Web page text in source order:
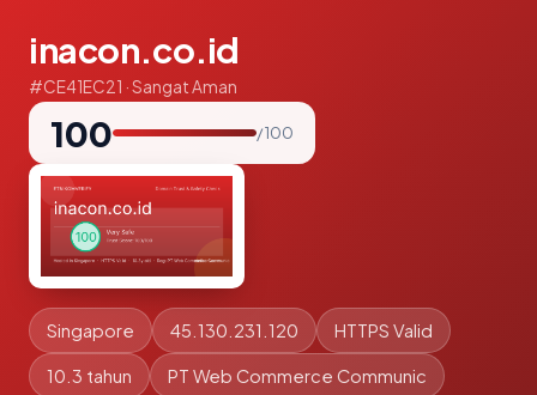
inacon.co.id
#CE41EC21 · Sangat Aman
100 / 100
Singapore 45.130.231.120 HTTPS Valid
10.3 tahun PT Web Commerce Communic